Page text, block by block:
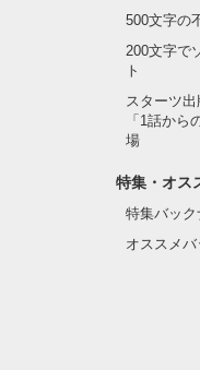
500文字の
200文字で
ト
スターツ
「1話から
場
特集・オス
特集バッ
オススメ